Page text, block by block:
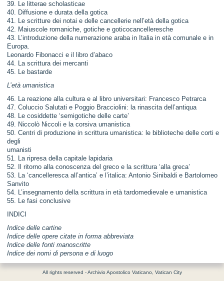
39. Le litterae scholasticae
40. Diffusione e durata della gotica
41. Le scritture dei notai e delle cancellerie nell’età della gotica
42. Maiuscole romaniche, gotiche e goticocancelleresche
43. L’introduzione della numerazione araba in Italia in età comunale e in
Europa.
Leonardo Fibonacci e il libro d’abaco
44. La scrittura dei mercanti
45. Le bastarde
L’età umanistica
46. La reazione alla cultura e al libro universitari: Francesco Petrarca
47. Coluccio Salutati e Poggio Bracciolini: la rinascita dell’antiqua
48. Le cosiddette ‘semigotiche delle carte’
49. Niccolò Niccoli e la corsiva umanistica
50. Centri di produzione in scrittura umanistica: le biblioteche delle corti e
degli
umanisti
51. La ripresa della capitale lapidaria
52. Il ritorno alla conoscenza del greco e la scrittura ‘alla greca’
53. La ‘cancelleresca all’antica’ e l’italica: Antonio Sinibaldi e Bartolomeo
Sanvito
54. L’insegnamento della scrittura in età tardomedievale e umanistica
55. Le fasi conclusive
INDICI
Indice delle cartine
Indice delle opere citate in forma abbreviata
Indice delle fonti manoscritte
Indice dei nomi di persona e di luogo
All rights reserved - Archivio Apostolico Vaticano, Vatican City